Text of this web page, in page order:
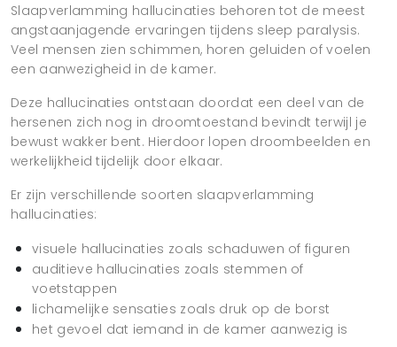
Slaapverlamming hallucinaties behoren tot de meest
angstaanjagende ervaringen tijdens sleep paralysis.
Veel mensen zien schimmen, horen geluiden of voelen
een aanwezigheid in de kamer.
Deze hallucinaties ontstaan doordat een deel van de
hersenen zich nog in droomtoestand bevindt terwijl je
bewust wakker bent. Hierdoor lopen droombeelden en
werkelijkheid tijdelijk door elkaar.
Er zijn verschillende soorten slaapverlamming
hallucinaties:
visuele hallucinaties zoals schaduwen of figuren
auditieve hallucinaties zoals stemmen of
voetstappen
lichamelijke sensaties zoals druk op de borst
het gevoel dat iemand in de kamer aanwezig is